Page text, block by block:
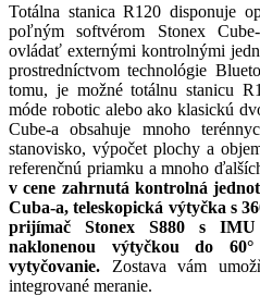
Totálna stanica R120 disponuje
poľným softvérom Stonex
ovládať externými kontrolnými
prostredníctvom technológie
tomu, je možné totálnu stanicu
móde robotic alebo ako klasickú
Cube-a obsahuje mnoho
stanovisko, výpočet plochy a
referenčnú priamku a mnoho
v cene zahrnutá kontrolná
Cuba-a, teleskopická výtyčka s
prijímač Stonex S880 s
naklonenou výtyčkou do
vytyčovanie. Zostava vám
integrované meranie.